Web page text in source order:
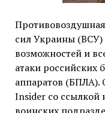
сил Украины (ВСУ)
возможностей и
атаки российских
аппаратов (БПЛА).
Insider со ссылкой